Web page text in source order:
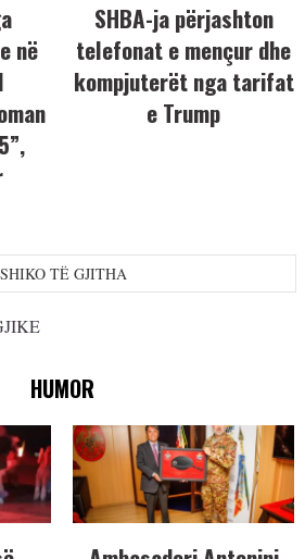
në
SHBA-ja përjashton
telefonat e mençur dhe
kompjuterët nga tarifat
e Trump
SHIKO TË GJITHA
HUMOR